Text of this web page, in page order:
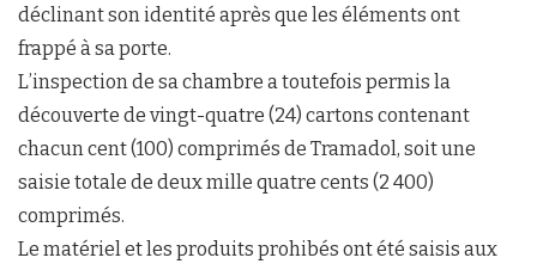
déclinant son identité après que les éléments ont
frappé à sa porte.
L’inspection de sa chambre a toutefois permis la
découverte de vingt-quatre (24) cartons contenant
chacun cent (100) comprimés de Tramadol, soit une
saisie totale de deux mille quatre cents (2 400)
comprimés.
Le matériel et les produits prohibés ont été saisis aux